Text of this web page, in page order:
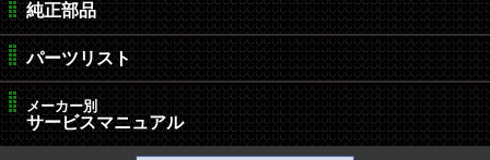
純正部品
パーツリスト
メーカー別
サービスマニュアル